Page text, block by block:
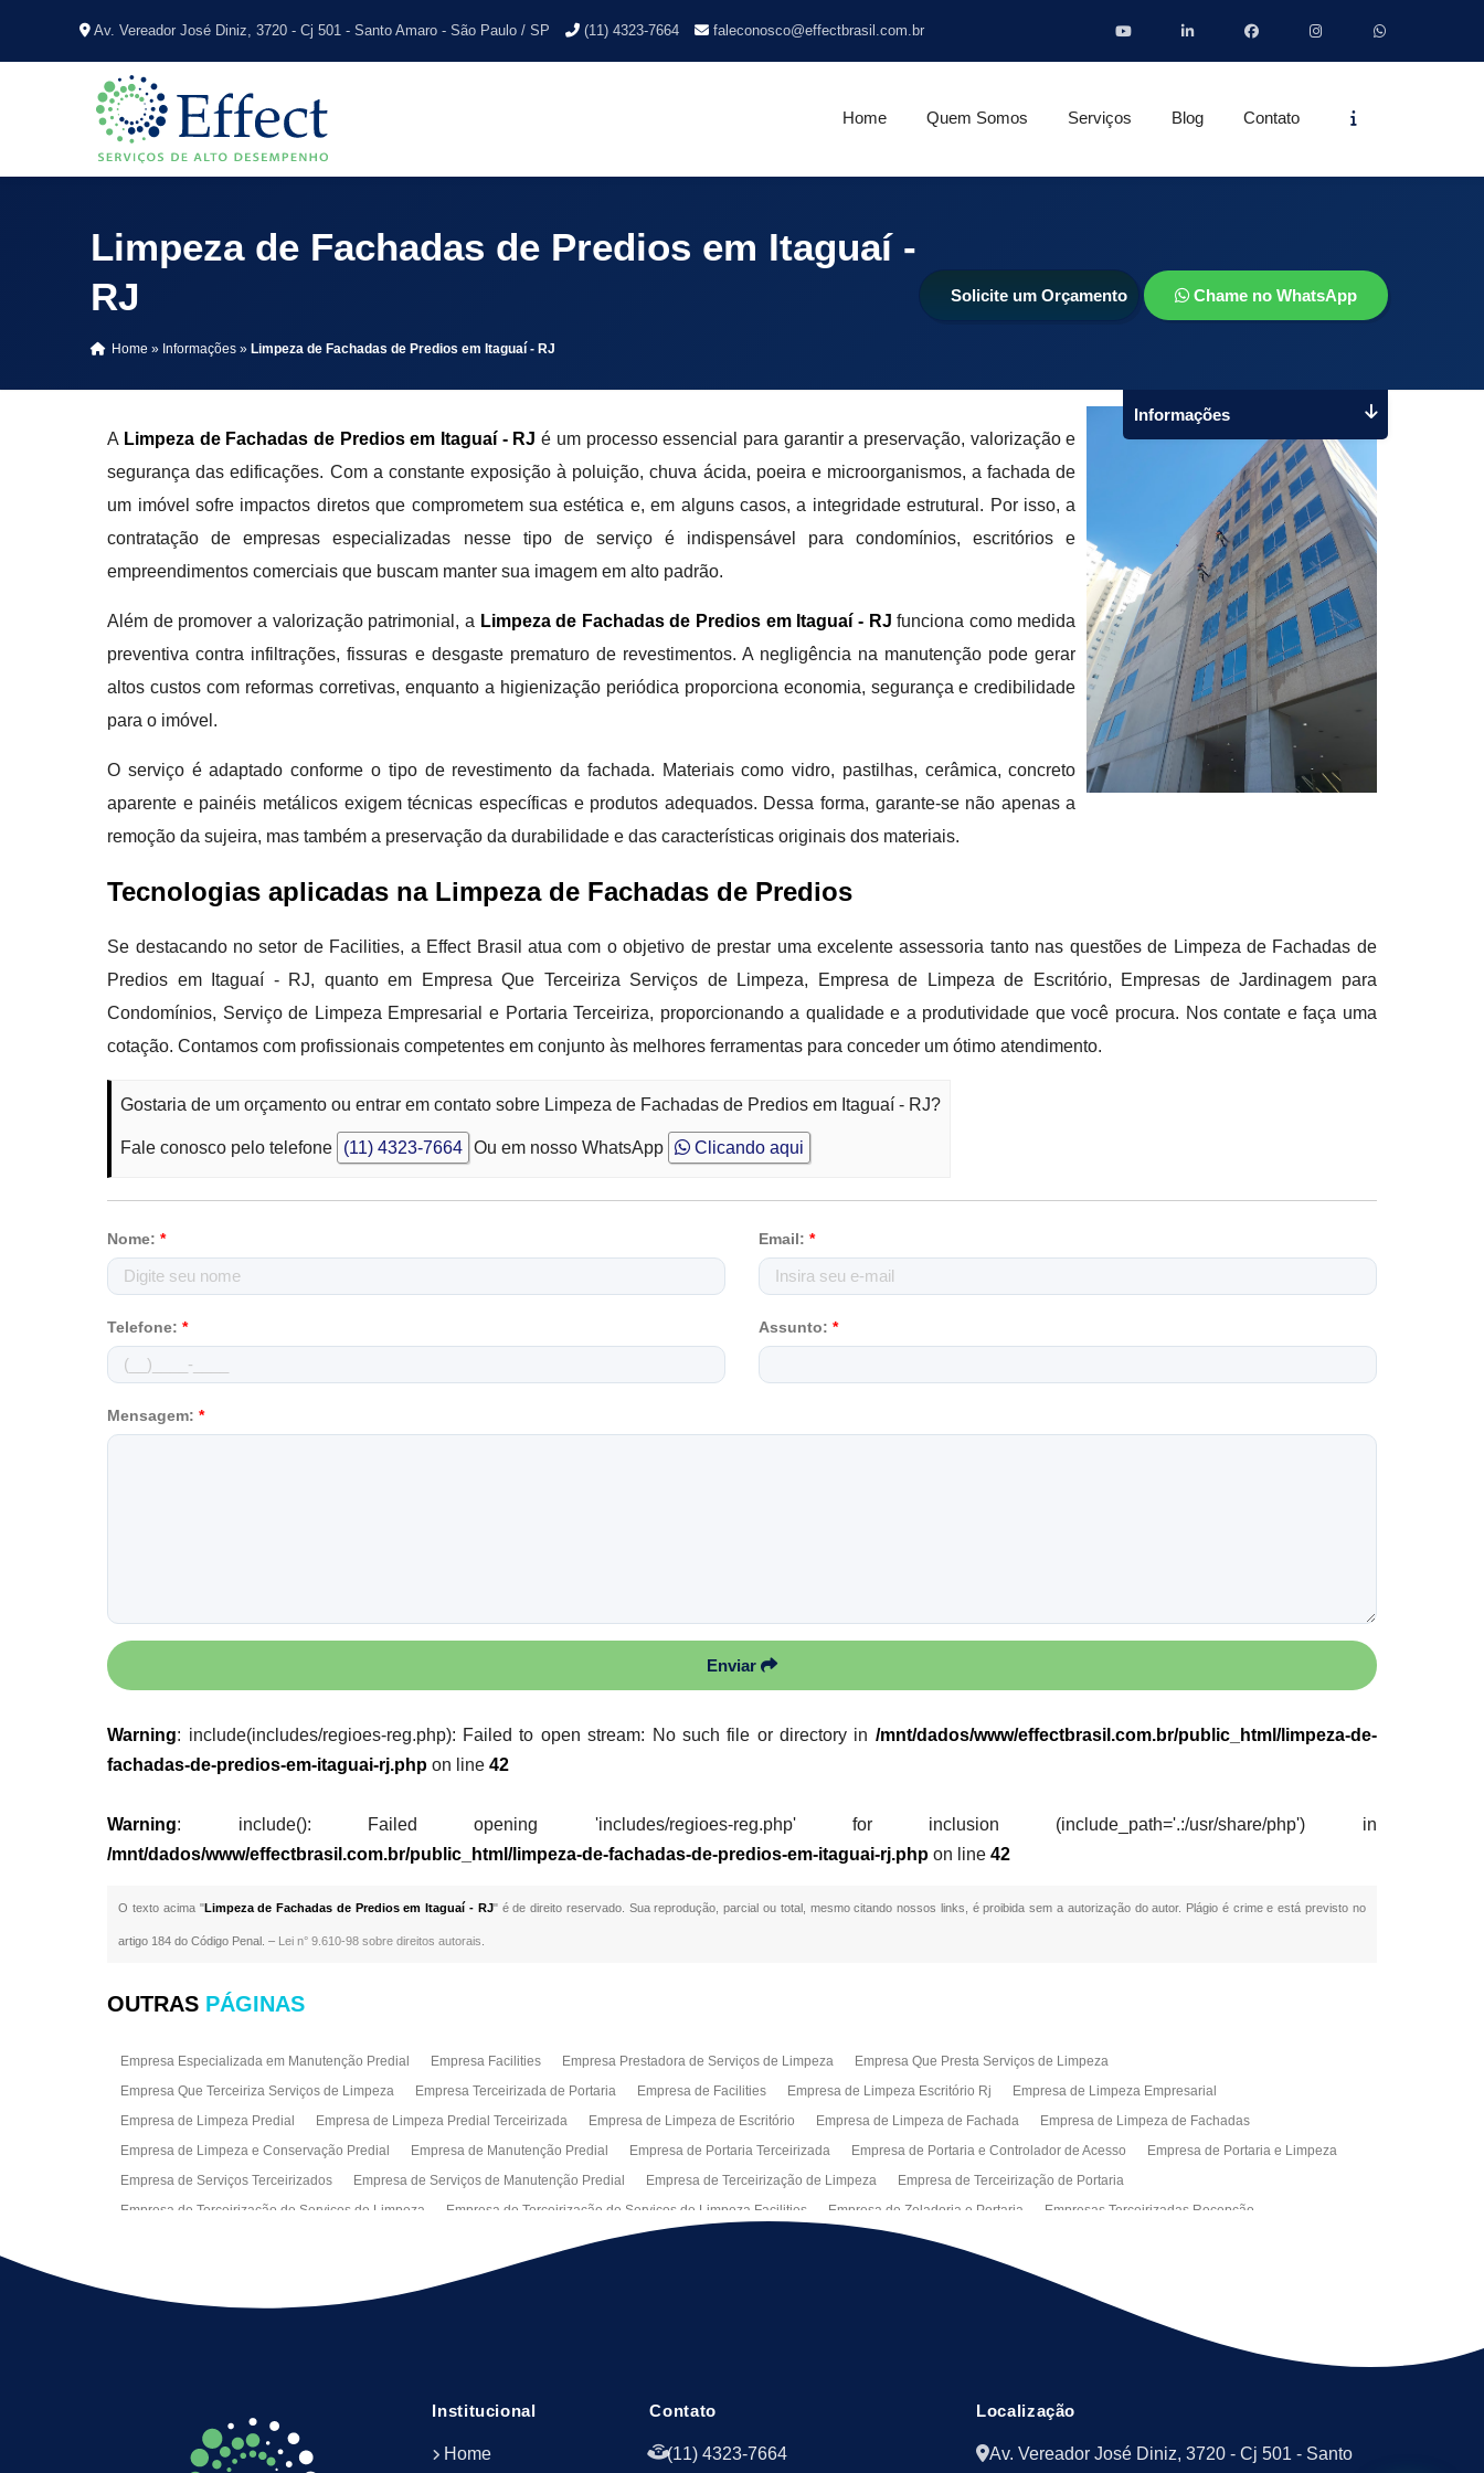
Av. Vereador José Diniz, 3720 - Cj 501 - Santo Amaro - São Paulo / SP (11) 4323-7664 faleconosco@effectbrasil.com.br
Home Quem Somos Serviços Blog Contato
Limpeza de Fachadas de Predios em Itaguaí -
RJ
Home » Informações » Limpeza de Fachadas de Predios em Itaguaí - RJ
Solicite um Orçamento Chame no WhatsApp
A Limpeza de Fachadas de Predios em Itaguaí - RJ é um processo essencial para garantir a preservação, valorização e
segurança das edificações. Com a constante exposição à poluição, chuva ácida, poeira e microorganismos, a fachada de
um imóvel sofre impactos diretos que comprometem sua estética e, em alguns casos, a integridade estrutural. Por isso, a
contratação de empresas especializadas nesse tipo de serviço é indispensável para condomínios, escritórios e
empreendimentos comerciais que buscam manter sua imagem em alto padrão.
Além de promover a valorização patrimonial, a Limpeza de Fachadas de Predios em Itaguaí - RJ funciona como medida
preventiva contra infiltrações, fissuras e desgaste prematuro de revestimentos. A negligência na manutenção pode gerar
altos custos com reformas corretivas, enquanto a higienização periódica proporciona economia, segurança e credibilidade
para o imóvel.
O serviço é adaptado conforme o tipo de revestimento da fachada. Materiais como vidro, pastilhas, cerâmica, concreto
aparente e painéis metálicos exigem técnicas específicas e produtos adequados. Dessa forma, garante-se não apenas a
remoção da sujeira, mas também a preservação da durabilidade e das características originais dos materiais.
Tecnologias aplicadas na Limpeza de Fachadas de Predios
Se destacando no setor de Facilities, a Effect Brasil atua com o objetivo de prestar uma excelente assessoria tanto nas questões de Limpeza de Fachadas de
Predios em Itaguaí - RJ, quanto em Empresa Que Terceiriza Serviços de Limpeza, Empresa de Limpeza de Escritório, Empresas de Jardinagem para
Condomínios, Serviço de Limpeza Empresarial e Portaria Terceiriza, proporcionando a qualidade e a produtividade que você procura. Nos contate e faça uma
cotação. Contamos com profissionais competentes em conjunto às melhores ferramentas para conceder um ótimo atendimento.
Gostaria de um orçamento ou entrar em contato sobre Limpeza de Fachadas de Predios em Itaguaí - RJ?
Fale conosco pelo telefone (11) 4323-7664 Ou em nosso WhatsApp Clicando aqui
Nome:* Email: *
Telefone:* Assunto: *
Mensagem:*
Enviar
Warning: include(includes/regioes-reg.php): Failed to open stream: No such file or directory in /mnt/dados/www/effectbrasil.com.br/public_html/limpeza-de-
fachadas-de-predios-em-itaguai-rj.php on line42
Warning: include(): Failed opening 'includes/regioes-reg.php' for inclusion (include_path='.:/usr/share/php') in
/mnt/dados/www/effectbrasil.com.br/public_html/limpeza-de-fachadas-de-predios-em-itaguai-rj.php on line42
O texto acima "Limpeza de Fachadas de Predios em Itaguaí - RJ" é de direito reservado. Sua reprodução, parcial ou total, mesmo citando nossos links, é proibida sem a autorização do autor. Plágio é crime e está previsto no
artigo 184 do Código Penal. – Lei n° 9.610-98 sobre direitos autorais
Informações
OUTRAS PÁGINAS
Empresa Especializada em Manutenção Predial Empresa Facilities Empresa Prestadora de Serviços de Limpeza
Empresa Que Presta Serviços de Limpeza
Empresa Que Terceiriza Serviços de Limpeza
Empresa Terceirizada de Portaria Empresa de Facilities Empresa de Limpeza Escritório Rj
Empresa de Limpeza Empresarial
Empresa de Limpeza Predial
Empresa de Limpeza Predial Terceirizada Empresa de Limpeza de Escritório Empresa de Limpeza de Fachada
Empresa de Limpeza de Fachadas
Empresa de Limpeza e Conservação Predial
Empresa de Manutenção Predial Empresa de Portaria Terceirizada Empresa de Portaria e Controlador de Acesso
Empresa de Portaria e Limpeza
Empresa de Serviços Terceirizados
Empresa de Serviços de Manutenção Predial Empresa de Terceirização de Limpeza
Empresa de Terceirização de Portaria
Empresa de Terceirização de Serviços de Limpeza
Empresa de Terceirização de Serviços de Limpeza Facilities Empresa de Zeladoria e Portaria
Empresas Terceirizadas Recepção
Empresas de Manutenção Predial Rj Jardinagem para Empresa
Limpeza de Fachadas de Predios Recepção Terceirizada
Serviço de Limpeza Empresarial
Serviço de Limpeza Predial Serviços da Terceirização de Manutenção Predial
Institucional
Home
Contato
(11) 4323-7664
Localização
Av. Vereador José Diniz, 3720 - Cj 501 - Santo